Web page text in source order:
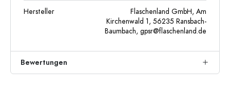
Hersteller
Flaschenland GmbH, Am
Kirchenwald 1, 56235 Ransbach-
Baumbach, gpsr@flaschenland.de
Bewertungen